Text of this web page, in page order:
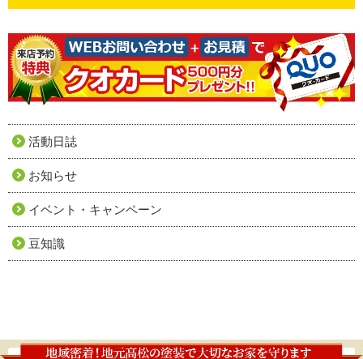
活動日誌
お知らせ
イベント・キャンペーン
豆知識